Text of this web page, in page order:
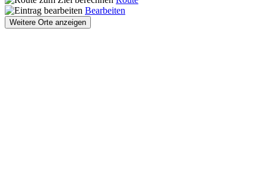
Bearbeiten
Weitere Orte anzeigen